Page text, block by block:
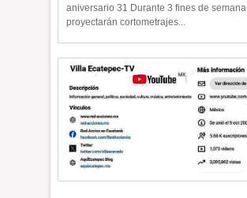
aniversario 31 Durante 3 fines de semana
proyectarán cortometrajes...